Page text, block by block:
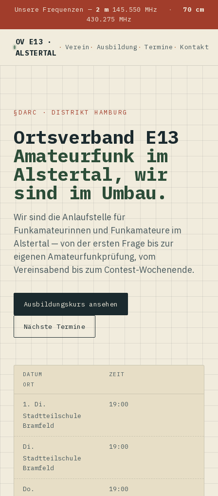
Unsere Frequenzen — 2 m145.550 MHz ·
70 cm
430.275 MHz
OV E13 ·
ALSTERTAL
Verein Ausbildung Termine Kontakt
DARC · DISTRIKT HAMBURG
Ortsverband E13
Amateurfunk im
Alstertal, wir
sind im Umbau.
Wir sind die Anlaufstelle für
Funkamateurinnen und Funkamateure im
Alstertal — von der ersten Frage bis zur
eigenen Amateurfunkprüfung, vom
Vereinsabend bis zum Contest-Wochenende.
Ausbildungskurs ansehen
Nächste Termine
DATUM
ZEIT
ORT
1. Di.
19:00
Stadtteilschule
Bramfeld
Di.
19:00
Stadtteilschule
Bramfeld
Do.
19:00